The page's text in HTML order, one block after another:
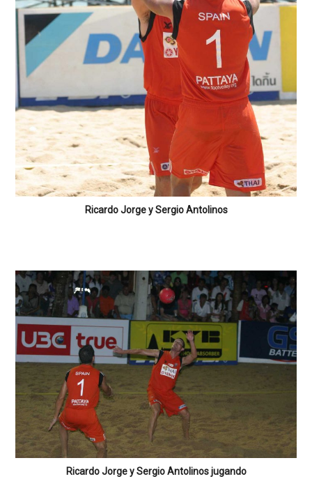
Ricardo Jorge y Sergio Antolinos
Ricardo Jorge y Sergio Antolinos jugando